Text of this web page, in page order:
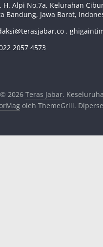
H. Alpi No.7a, Kelurahan
Bandung, Jawa Barat,
,
2057 4573
2026 Teras Jabar.
oleh ThemeGrill.